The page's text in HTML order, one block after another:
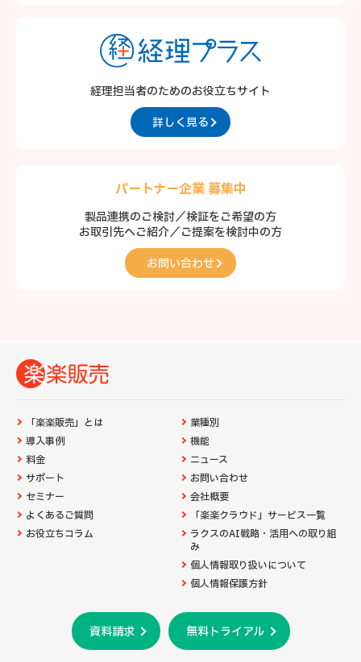
経理担当者のためのお役立ちサイト
詳しく見る
パートナー企業 募集中
製品連携のご検討／検証をご希望の方
お取引先へご紹介／ご提案を検討中の方
お問い合わせ
「楽楽販売」とは
導入事例
料金
サポート
セミナー
よくあるご質問
お役立ちコラム
業種別
機能
ニュース
お問い合わせ
会社概要
「楽楽クラウド」サービス一覧
ラクスのAI戦略・活用への取り組
み
個人情報取り扱いについて
個人情報保護方針
資料請求 無料トライアル